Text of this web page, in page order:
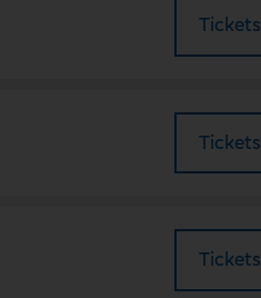
Tickets
Tickets
Tickets